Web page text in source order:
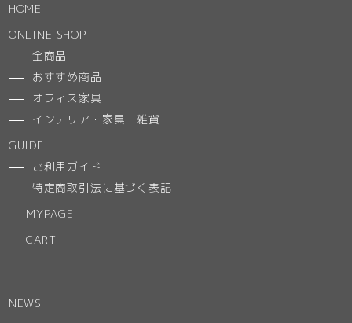
HOME
ONLINE SHOP
全商品
おすすめ商品
オフィス家具
インテリア・家具・雑貨
GUIDE
ご利用ガイド
特定商取引法に基づく表記
MYPAGE
CART
NEWS